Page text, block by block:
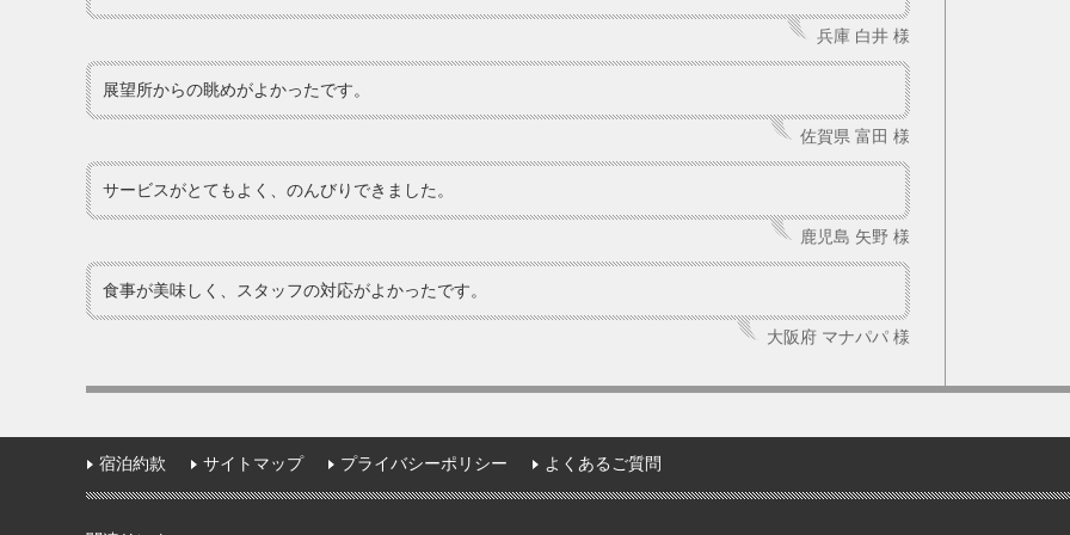
兵庫 白井 様
展望所からの眺めがよかったです。
佐賀県 富田 様
サービスがとてもよく、のんびりできました。
鹿児島 矢野 様
食事が美味しく、スタッフの対応がよかったです。
大阪府 マナパパ 様
宿泊約款 サイトマップ プライバシーポリシー よくあるご質問